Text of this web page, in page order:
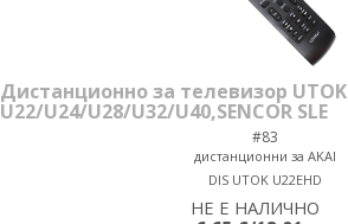
Дистанционно за телевизор UTOK
U22/U24/U28/U32/U40,SENCOR SLE
#83
дистанционни за AKAI
DIS UTOK U22EHD
НЕ Е НАЛИЧНО